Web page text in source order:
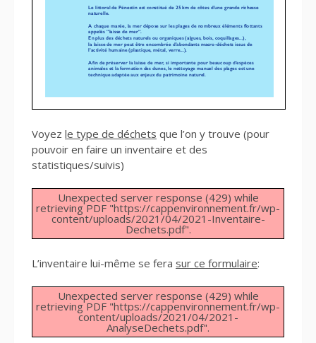
Voyez le type de déchets que l’on y trouve (pour
pouvoir en faire un inventaire et des
statistiques/suivis)
Unexpected server response (429) while
retrieving PDF "https://cappenvironnement.fr/wp-
content/uploads/2021/04/2021-Inventaire-
Dechets.pdf".
L’inventaire lui-même se fera sur ce formulaire:
Unexpected server response (429) while
retrieving PDF "https://cappenvironnement.fr/wp-
content/uploads/2021/04/2021-
AnalyseDechets.pdf".